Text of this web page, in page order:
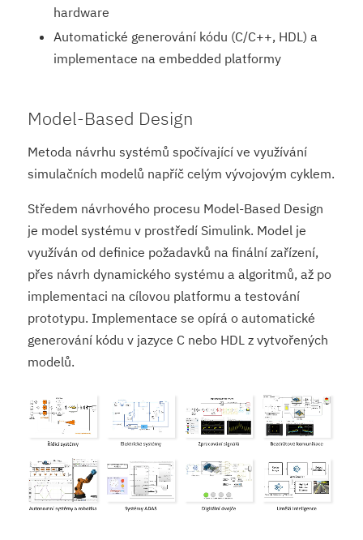
hardware
Automatické generování kódu (C/C++, HDL) a
implementace na embedded platformy
Model-Based Design
Metoda návrhu systémů spočívající ve využívání
simulačních modelů napříč celým vývojovým cyklem.
Středem návrhového procesu Model-Based Design
je model systému v prostředí Simulink. Model je
využíván od definice požadavků na finální zařízení,
přes návrh dynamického systému a algoritmů, až po
implementaci na cílovou platformu a testování
prototypu. Implementace se opírá o automatické
generování kódu v jazyce C nebo HDL z vytvořených
modelů.